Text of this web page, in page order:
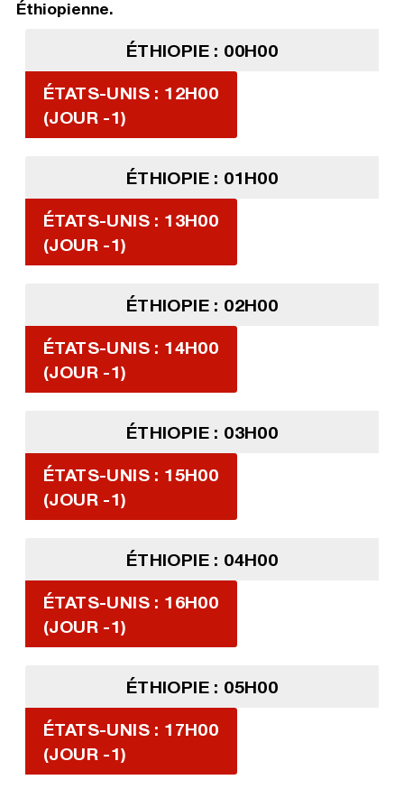
Éthiopienne.
ÉTHIOPIE : 00H00
ÉTATS-UNIS : 12H00
(JOUR -1)
ÉTHIOPIE : 01H00
ÉTATS-UNIS : 13H00
(JOUR -1)
ÉTHIOPIE : 02H00
ÉTATS-UNIS : 14H00
(JOUR -1)
ÉTHIOPIE : 03H00
ÉTATS-UNIS : 15H00
(JOUR -1)
ÉTHIOPIE : 04H00
ÉTATS-UNIS : 16H00
(JOUR -1)
ÉTHIOPIE : 05H00
ÉTATS-UNIS : 17H00
(JOUR -1)